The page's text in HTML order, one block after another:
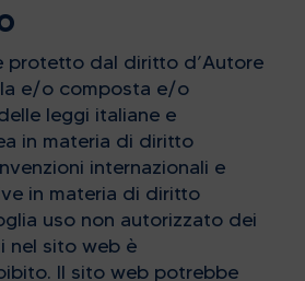
protetto dal diritto d’Autore
e/o composta e/o
leggi italiane e
in materia di diritto
internazionali e
in materia di diritto
uso non autorizzato dei
nel sito web è
Il sito web potrebbe